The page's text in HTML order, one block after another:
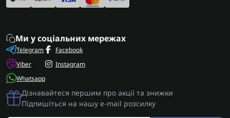
Ми у соціальних мережах
Telegram
Viber
Whatsapp
Facebook
Instagram
Дізнавайтеся першим про акції та знижки
Підпишіться на нашу e-mail розсилку